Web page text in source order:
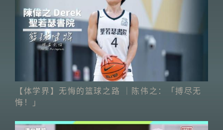
【体学界】无悔的篮球之路 ｜陈伟之：「搏尽无
悔！」